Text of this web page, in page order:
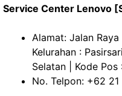
Service Center Lenovo
Alamat: Jalan
Kelurahan :
Selatan | Kode Pos
No. Telpon: +62